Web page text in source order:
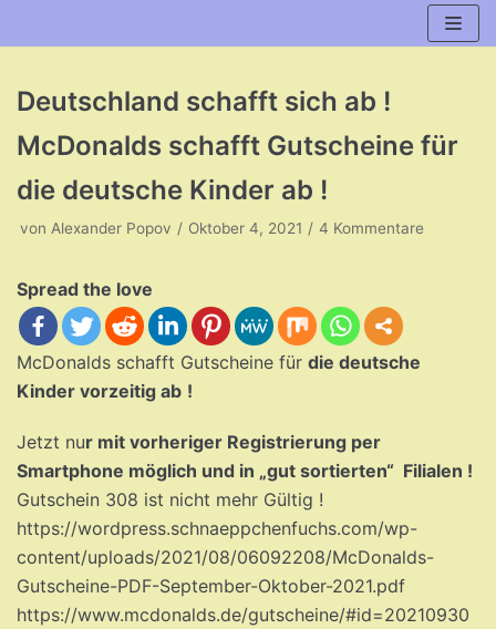
Deutschland schafft sich ab !
McDonalds schafft Gutscheine für
die deutsche Kinder ab !
von Alexander Popov Oktober 4, 2021 4 Kommentare
Spread the love
McDonalds schafft Gutscheine für die deutsche
Kinder vorzeitig ab !
Jetzt nur mit vorheriger Registrierung per
Smartphone möglich und in „gut sortierten“ Filialen !
Gutschein 308 ist nicht mehr Gültig !
https://wordpress.schnaeppchenfuchs.com/wp-
content/uploads/2021/08/06092208/McDonalds-
Gutscheine-PDF-September-Oktober-2021.pdf
https://www.mcdonalds.de/gutscheine/#id=20210930